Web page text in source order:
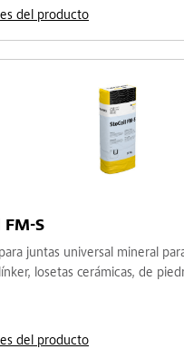
del producto
FM-S
juntas universal mineral
losetas cerámicas, de
del producto